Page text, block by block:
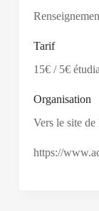
Tarif
15€ / 5€
Organisation
Vers le site
https://